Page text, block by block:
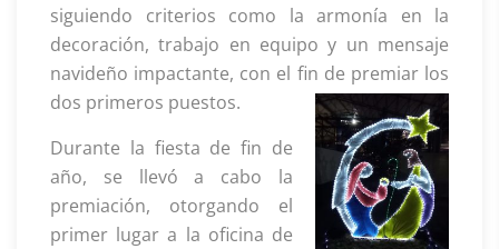
siguiendo criterios como la armonía en la
decoración, trabajo en equipo y un mensaje
navideño impactante, con el fin de premiar los
dos primeros puestos.
Durante la fiesta de fin de
año, se llevó a cabo la
premiación, otorgando el
primer lugar a la oficina de